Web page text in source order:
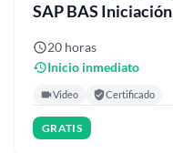
SAP BAS Iniciación
20 horas
Inicio inmediato
Video Certificado
GRATIS